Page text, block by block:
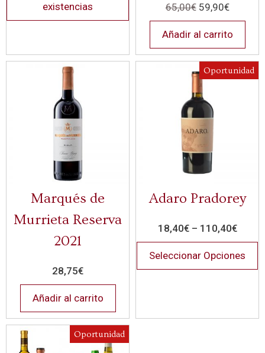
existencias
65,00€ 59,90€
Añadir al carrito
Marqués de
Murrieta Reserva
2021
28,75€
Añadir al carrito
Oportunidad
Adaro Pradorey
18,40€– 110,40€
Seleccionar Opciones
Oportunidad